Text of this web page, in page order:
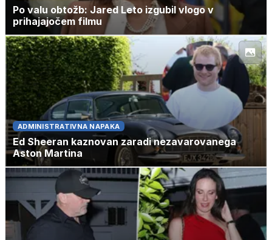
Po valu obtožb: Jared Leto izgubil vlogo v
prihajajočem filmu
ADMINISTRATIVNA NAPAKA
Ed Sheeran kaznovan zaradi nezavarovanega
Aston Martina